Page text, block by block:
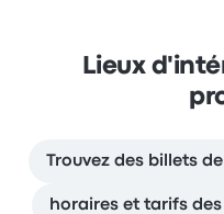
Lieux
Trouvez des billets
horaires et tarifs